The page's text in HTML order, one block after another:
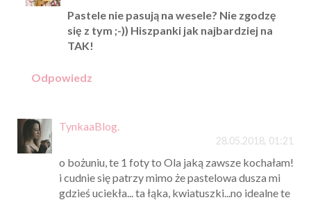
Pastele nie pasują na wesele? Nie zgodzę
się z tym ;-)) Hiszpanki jak najbardziej na
TAK!
Odpowiedz
TynkaaBlog.
28.05.2018, 01:21
o bożuniu, te 1 foty to Ola jaką zawsze kochałam!
i cudnie się patrzy mimo że pastelowa dusza mi
gdzieś uciekła... ta łąka, kwiatuszki...no idealne te